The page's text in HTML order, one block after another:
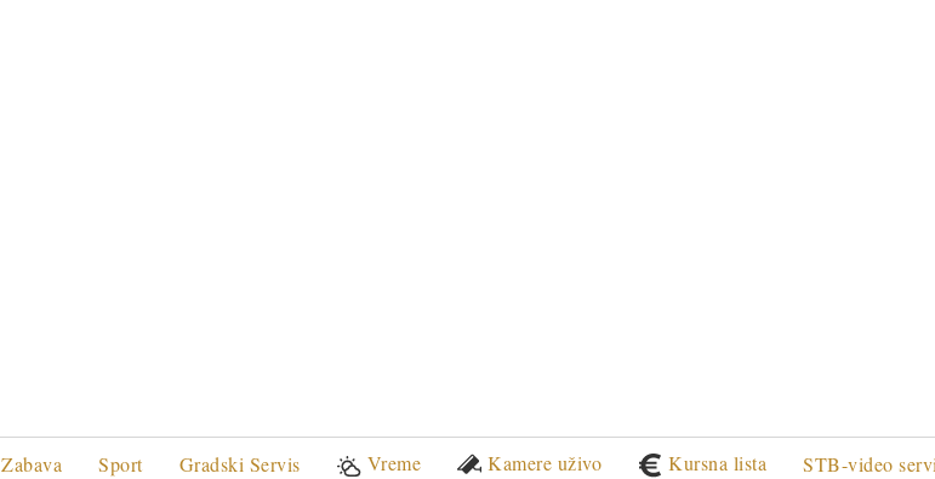
Zabava Sport Gradski Servis Vreme Kamere uživo Kursna lista STB-video